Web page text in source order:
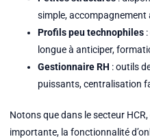
simple, accompagnement
Profils peu technophiles:
longue à anticiper,
Gestionnaire RH : outils
puissants, centralisation
Notons que dans le secteur
importante, la fonctionnalité